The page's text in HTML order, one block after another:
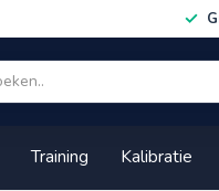
Training Kalibratie